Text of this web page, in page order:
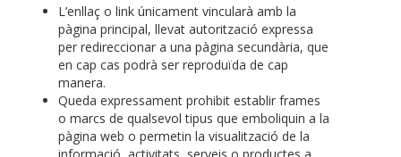
L’enllaç o link únicament vincularà amb la
pàgina principal, llevat autorització expressa
per redireccionar a una pàgina secundària, que
en cap cas podrà ser reproduïda de cap
manera.
Queda expressament prohibit establir frames
o marcs de qualsevol tipus que emboliquin a la
pàgina web o permetin la visualització de la